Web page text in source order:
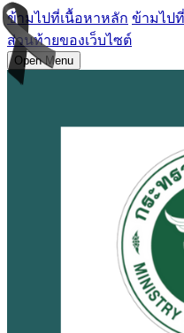
ข้ามไปที่เนื้อหาหลัก ข้ามไป
ส่วนท้ายของเว็บไซต์
Open Menu